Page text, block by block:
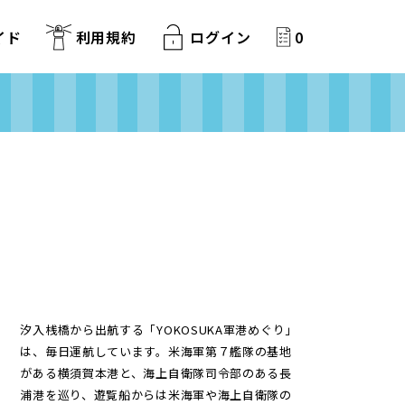
ド 利用規約 ログイン 0
汐入桟橋から出航する「YOKOSUKA軍港めぐり」
は、毎日運航しています。米海軍第７艦隊の基地
がある横須賀本港と、海上自衛隊司令部のある長
浦港を巡り、遊覧船からは米海軍や海上自衛隊の